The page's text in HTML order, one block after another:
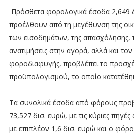
Πρόσθετα φορολογικά έσοδα 2,649
προέλθουν από τη μεγέθυνση της
των εισοδημάτων, της απασχόλησης,
ανατιμήσεις στην αγορά, αλλά και
φοροδιαφυγής, προβλέπει το
προϋπολογισμού, το οποίο
Τα συνολικά έσοδα από φόρους
73,527 δισ. ευρώ, με τις κύριες
με επιπλέον 1,6 δισ. ευρώ και ο